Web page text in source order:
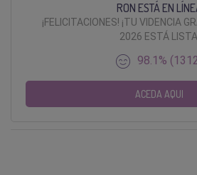
RON ESTÁ EN
¡FELICITACIONES! ¡TU VIDENCIA
2026 ESTÁ
98.1%
ACEDA AQUI